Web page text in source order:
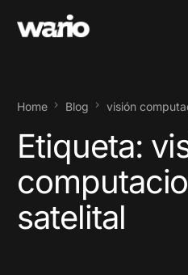
Home Blog visión
Etiqueta:
satelital